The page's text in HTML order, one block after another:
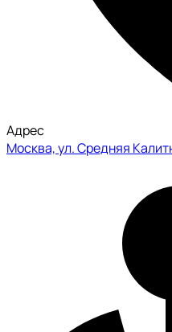
Адрес
Москва, ул. Средняя